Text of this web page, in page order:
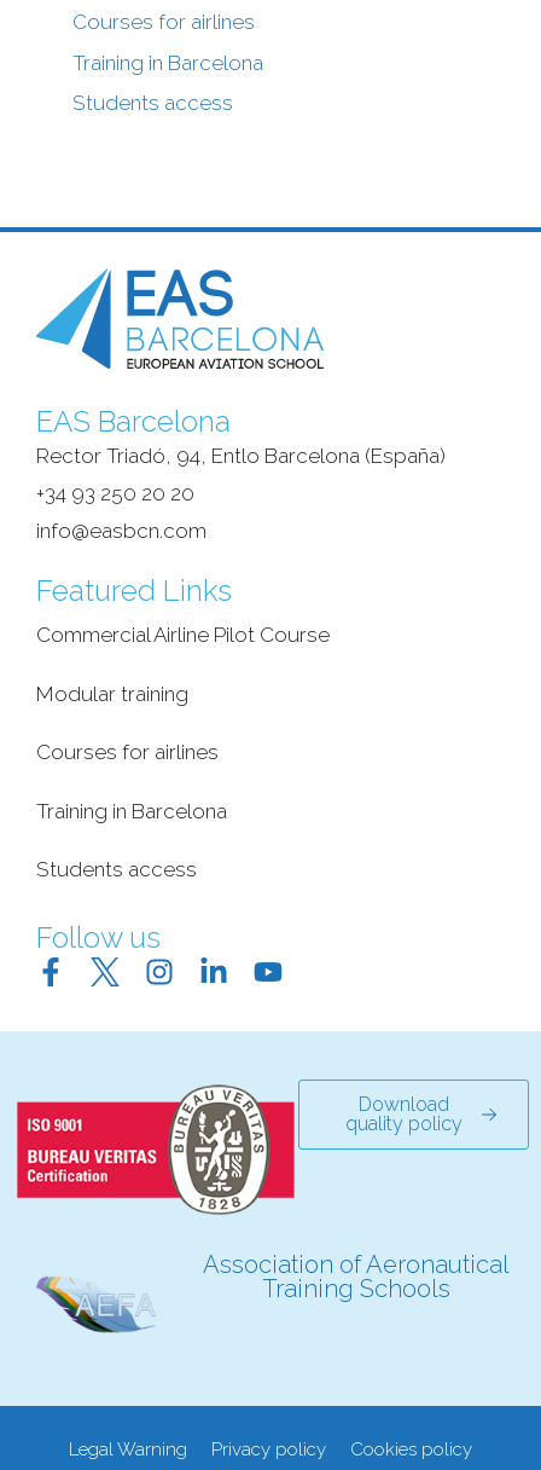
Courses for airlines
Training in Barcelona
Students access
EAS Barcelona
Rector Triadó, 94, Entlo Barcelona (España)‎
+34 93 250 20 20
info@easbcn.com
Featured Links
Commercial Airline Pilot Course
Modular training
Courses for airlines
Training in Barcelona
Students access
Follow us
Download
quality policy
Association of Aeronautical
Training Schools
Legal Warning Privacy policy Cookies policy